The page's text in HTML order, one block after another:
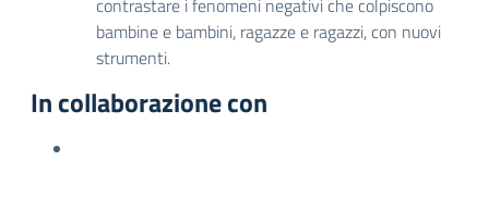
contrastare i fenomeni negativi che colpiscono
bambine e bambini, ragazze e ragazzi, con nuovi
strumenti.
In collaborazione con